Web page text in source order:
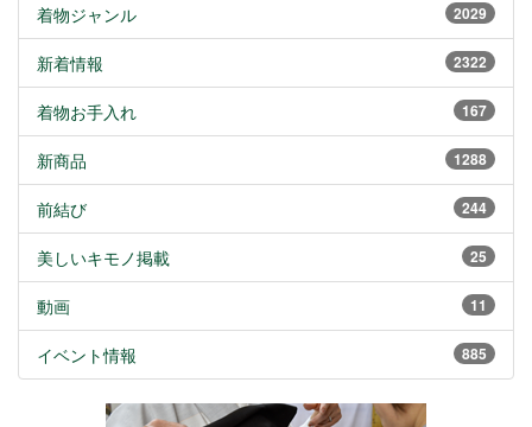
2029
着物ジャンル
2322
新着情報
167
着物お手入れ
1288
新商品
244
前結び
25
美しいキモノ掲載
11
動画
885
イベント情報